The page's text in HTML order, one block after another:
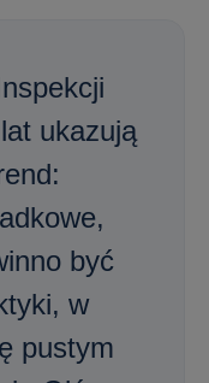
ukazują
być
w
pustym